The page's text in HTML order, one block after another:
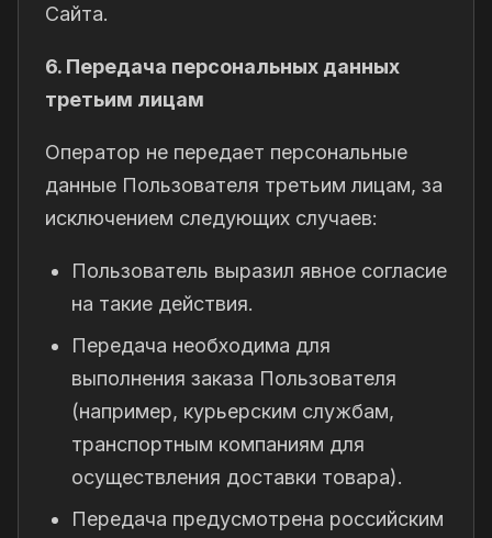
Сайта.
6. Передача персональных данных
третьим лицам
Оператор не передает персональные
данные Пользователя третьим лицам, за
исключением следующих случаев:
Пользователь выразил явное согласие
на такие действия.
Передача необходима для
выполнения заказа Пользователя
(например, курьерским службам,
транспортным компаниям для
осуществления доставки товара).
Передача предусмотрена российским